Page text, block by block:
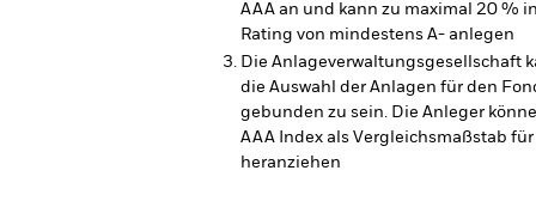
AAA an und kann zu maximal 20 %
Rating von mindestens A- anlegen
Die Anlageverwaltungsgesellschaft
die Auswahl der Anlagen für den
gebunden zu sein. Die Anleger
AAA Index als Vergleichsmaßstab
heranziehen